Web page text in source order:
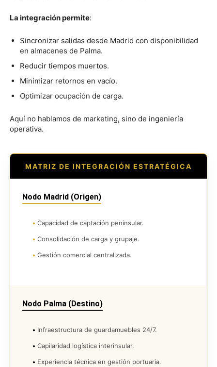
La integración permite:
Sincronizar salidas desde Madrid con disponibilidad
en almacenes de Palma.
Reducir tiempos muertos.
Minimizar retornos en vacío.
Optimizar ocupación de carga.
Aquí no hablamos de marketing, sino de ingeniería
operativa.
MATRIZ DE INTEGRACIÓN ESTRATÉGICA
Nodo Madrid (Origen)
• Capacidad de captación peninsular.
• Consolidación de carga y grupaje.
• Gestión comercial centralizada.
Nodo Palma (Destino)
• Infraestructura de guardamuebles 24/7.
• Capilaridad logística interinsular.
• Experiencia técnica en gestión portuaria.